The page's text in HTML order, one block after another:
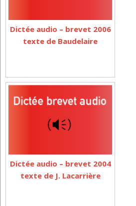
Dictée audio – brevet 2006
texte de Baudelaire
Dictée audio – brevet 2004
texte de J. Lacarrière